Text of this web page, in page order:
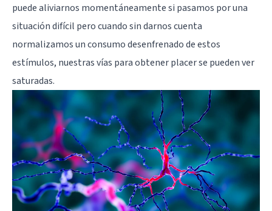
puede aliviarnos momentáneamente si pasamos por una
situación difícil pero cuando sin darnos cuenta
normalizamos un consumo desenfrenado de estos
estímulos, nuestras vías para obtener placer se pueden ver
saturadas.